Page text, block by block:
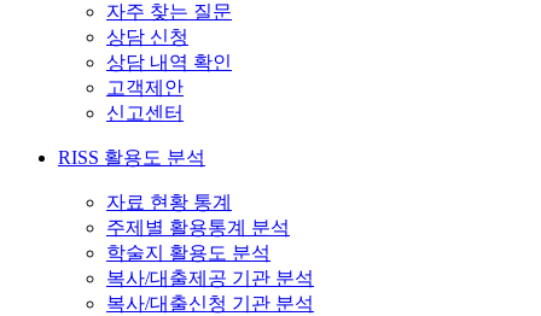
자주 찾는 질문
상담 신청
상담 내역 확인
고객제안
신고센터
RISS 활용도 분석
자료 현황 통계
주제별 활용통계 분석
학술지 활용도 분석
복사/대출제공 기관 분석
복사/대출신청 기관 분석